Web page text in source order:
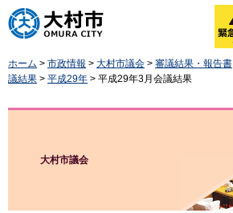
大村市
ホーム > 市政情報 > 大村市議会 > 審議結果・報告書
議結果 > 平成29年 > 平成29年3月会議結果
大村市議会